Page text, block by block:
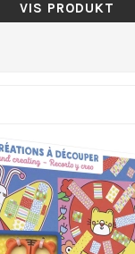
VIS PRODUKT